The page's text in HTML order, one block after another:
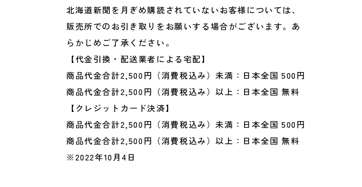
北海道新聞を月ぎめ購読されていないお客様については、
販売所でのお引き取りをお願いする場合がございます。あ
らかじめご了承ください。
【代金引換・配送業者による宅配】
商品代金合計2,500円（消費税込み）未満：日本全国 500円
商品代金合計2,500円（消費税込み）以上：日本全国 無料
【クレジットカード決済】
商品代金合計2,500円（消費税込み）未満：日本全国 500円
商品代金合計2,500円（消費税込み）以上：日本全国 無料
※2022年10月4日